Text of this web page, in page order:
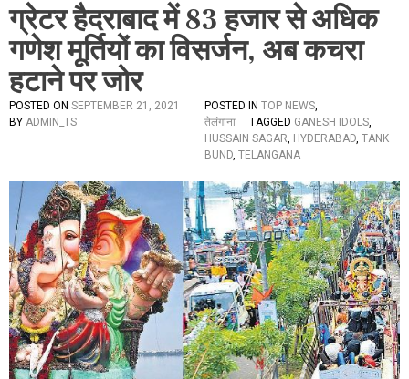
ग्रेटर हैदराबाद में 83 हजार से अधिक
गणेश मूर्तियों का विसर्जन, अब कचरा
हटाने पर जोर
POSTED ON SEPTEMBER 21, 2021
BY ADMIN_TS
POSTED IN TOP NEWS,
तेलंगाना
TAGGED GANESH IDOLS,
HUSSAIN SAGAR, HYDERABAD, TANK
BUND, TELANGANA